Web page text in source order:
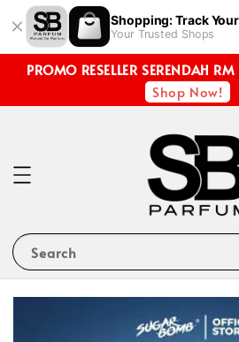
Shopping: Track
Your Trusted Shops
PROMO RESELLER SERENDAH
Shop Now!
Search